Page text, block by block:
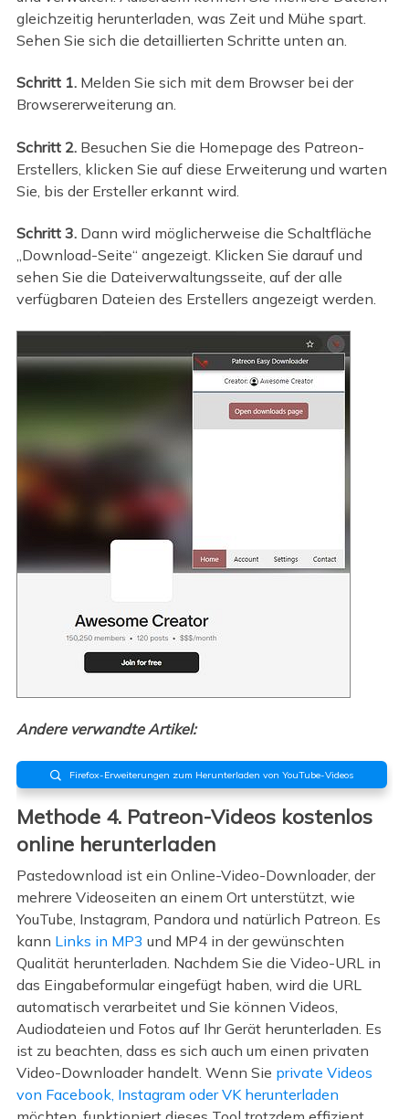
gleichzeitig herunterladen, was Zeit und Mühe spart.
Sehen Sie sich die detaillierten Schritte unten an.
Schritt 1.Melden Sie sich mit dem Browser bei der
Browsererweiterung an.
Schritt 2.Besuchen Sie die Homepage des Patreon-
Erstellers, klicken Sie auf diese Erweiterung und warten
Sie, bis der Ersteller erkannt wird.
Schritt 3.Dann wird möglicherweise die Schaltfläche
„Download-Seite“ angezeigt. Klicken Sie darauf und
sehen Sie die Dateiverwaltungsseite, auf der alle
verfügbaren Dateien des Erstellers angezeigt werden.
Andere verwandte Artikel:
 Firefox-Erweiterungen zum Herunterladen von YouTube-Videos
Methode 4. Patreon-Videos kostenlos
online herunterladen
Pastedownload ist ein Online-Video-Downloader, der
mehrere Videoseiten an einem Ort unterstützt, wie
YouTube, Instagram, Pandora und natürlich Patreon. Es
kann Links in MP3 und MP4 in der gewünschten
Qualität herunterladen. Nachdem Sie die Video-URL in
das Eingabeformular eingefügt haben, wird die URL
automatisch verarbeitet und Sie können Videos,
Audiodateien und Fotos auf Ihr Gerät herunterladen. Es
ist zu beachten, dass es sich auch um einen privaten
Video-Downloader handelt. Wenn Sie private Videos
von Facebook, Instagram oder VK herunterladen